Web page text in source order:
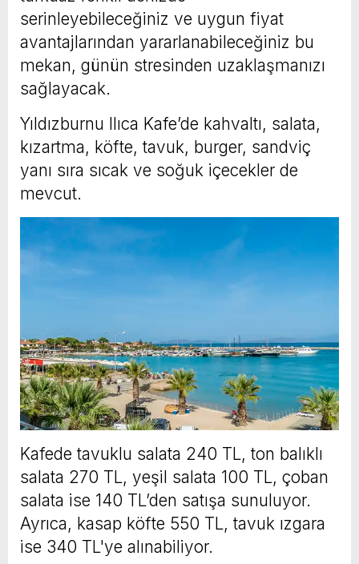
serinleyebileceğiniz ve uygun fiyat
avantajlarından yararlanabileceğiniz bu
mekan, günün stresinden uzaklaşmanızı
sağlayacak.
Yıldızburnu Ilıca Kafe’de kahvaltı, salata,
kızartma, köfte, tavuk, burger, sandviç
yanı sıra sıcak ve soğuk içecekler de
mevcut.
Kafede tavuklu salata 240 TL, ton balıklı
salata 270 TL, yeşil salata 100 TL, çoban
salata ise 140 TL’den satışa sunuluyor.
Ayrıca, kasap köfte 550 TL, tavuk ızgara
ise 340 TL'ye alınabiliyor.